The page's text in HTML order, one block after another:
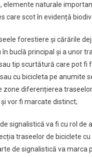
elemente naturale
care scot în evidență
forestiere și cărările
buclă principal și a unor
tip scurtătură care pot fi
cu bicicleta pe anumite
zone diferențierea
vor fi marcate distinct;
signalistică va fi cu rol de
traseelor de biciclete cu
de signalistică va marca